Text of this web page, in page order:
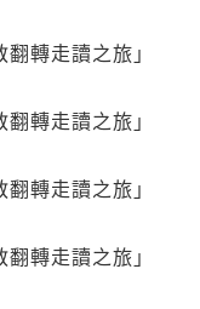
轉走讀之旅」
轉走讀之旅」
轉走讀之旅」
轉走讀之旅」